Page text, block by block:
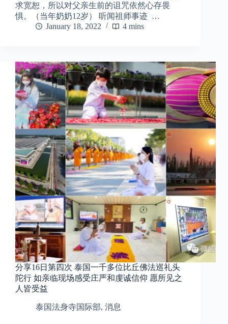
求宽恕，所以对父亲生前的诅咒依然心存畏
惧。（当年奶奶12岁） 听闻祖师事迹 …
January 18, 2022
4 mins
分享16日第四次 泰国一千多位比丘佛法巡礼头
陀行 如亲临现场感受庄严和虔诚信仰 愿所见之
人皆受益
泰国法身寺国际部, 消息